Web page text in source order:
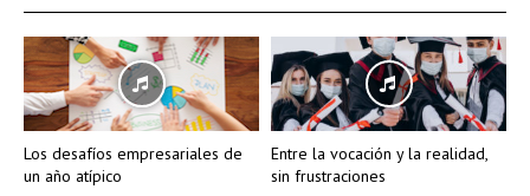
Los desafíos empresariales de
un año atípico
Entre la vocación y la realidad,
sin frustraciones